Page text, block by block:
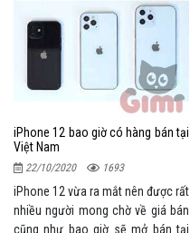
iPhone 12 bao giờ có hàng bán tại
Việt Nam
22/10/2020 1693
iPhone 12 vừa ra mắt nên được rất
nhiều người mong chờ về giá bán
cũng như bao giờ sẽ mở bán tại